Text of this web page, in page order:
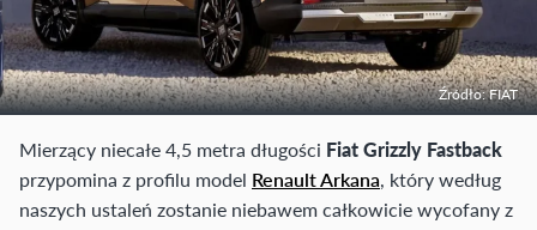
Źródło: FIAT
Mierzący niecałe 4,5 metra długości Fiat Grizzly Fastback
przypomina z profilu model Renault Arkana, który według
naszych ustaleń zostanie niebawem całkowicie wycofany z